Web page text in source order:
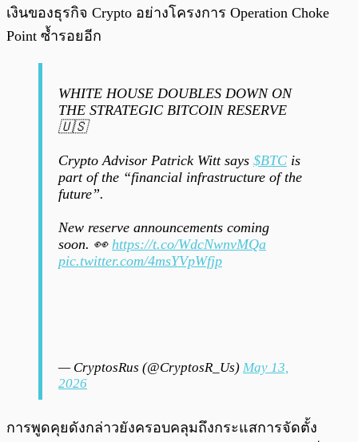
เงินของธุรกิจ Crypto อย่างโครงการ Operation Choke
Point ซ้ำรอยอีก
WHITE HOUSE DOUBLES DOWN ON
THE STRATEGIC BITCOIN RESERVE
🇺🇸
Crypto Advisor Patrick Witt says $BTC is
part of the “financial infrastructure of the
future”.
New reserve announcements coming
soon. 👀 https://t.co/WdcNwnvMQa
pic.twitter.com/4msYVpWfjp
— CryptosRus (@CryptosR_Us) May 13,
2026
การพูดคุยดังกล่าวยังครอบคลุมถึงกระแสการจัดตั้ง